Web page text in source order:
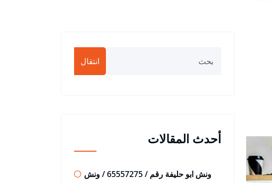
انتقال
أحدث المقالات
ونش ابو حليفة رقم / 65557275 / ونش